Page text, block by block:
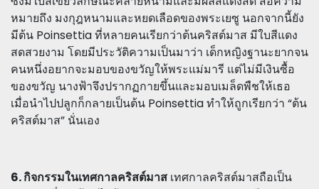
หมายถึง มงกุฎหนามและหยดเลือดของพระเยซู นอกจากนี้ยัง
มีต้น Poinsettia ที่หลายคนเรียกว่าต้นคริสต์มาส มีใบสีแดง
สดสวยงาม โดยมีประวัติความเป็นมาว่า เด็กหญิงฐานะยากจน
คนหนึ่งอยากจะมอบของขวัญให้พระแม่มารี แต่ไม่มีเงินซื้อ
ของขวัญ นางฟ้าจึงปรากฏกายขึ้นและมอบเมล็ดพืชให้เธอ
เมื่อนำไปปลูกก็กลายเป็นต้น Poinsettia ทำให้ถูกเรียกว่า “ต้น
คริสต์มาส” นั่นเอง
6. กิจกรรมในเทศกาลคริสต์มาส เทศกาลคริสต์มาสถือเป็น